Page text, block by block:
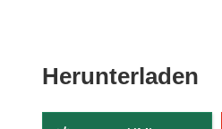
Herunterladen